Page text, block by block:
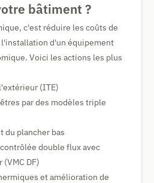
bâtiment ?
c'est réduire les coûts de
d'un équipement
Voici les actions les plus
(ITE)
par des modèles triple
du plancher bas
double flux avec
DF)
et amélioration de